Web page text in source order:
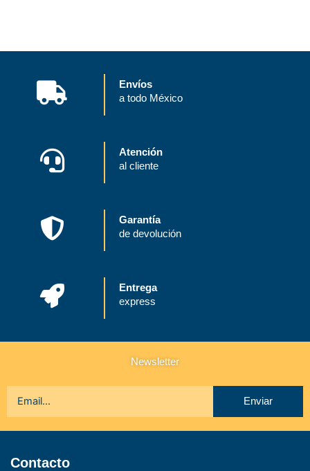
Envíos
a todo México
Atención
al cliente
Garantía
de devolución
Entrega
express
Newsletter
Enviar
Contacto